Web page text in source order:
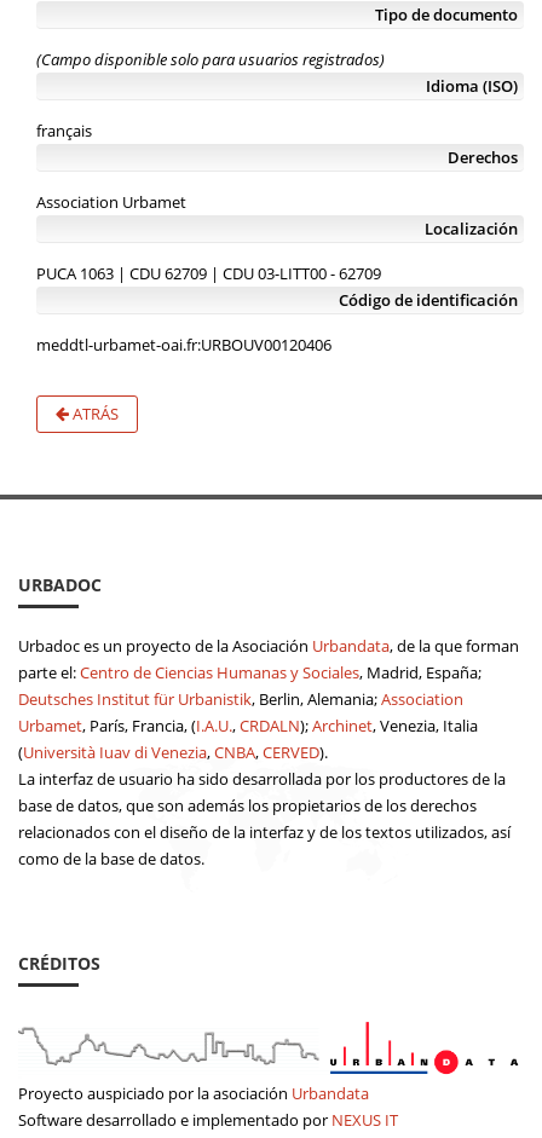
Tipo de documento
(Campo disponible solo para usuarios registrados)
Idioma (ISO)
français
Derechos
Association Urbamet
Localización
PUCA 1063 | CDU 62709 | CDU 03-LITT00 - 62709
Código de identificación
meddtl-urbamet-oai.fr:URBOUV00120406
ATRÁS
URBADOC
Urbadoc es un proyecto de la Asociación Urbandata, de la que forman
parte el:Centro de Ciencias Humanas y Sociales, Madrid, España;
Deutsches Institut für Urbanistik, Berlin, Alemania;Association
Urbamet, París, Francia, (I.A.U.,CRDALN);Archinet, Venezia, Italia
(Università Iuav di Venezia,CNBA,CERVED).
La interfaz de usuario ha sido desarrollada por los productores de la
base de datos, que son además los propietarios de los derechos
relacionados con el diseño de la interfaz y de los textos utilizados, así
como de la base de datos.
CRÉDITOS
Proyecto auspiciado por la asociación Urbandata
Software desarrollado e implementado por NEXUS IT